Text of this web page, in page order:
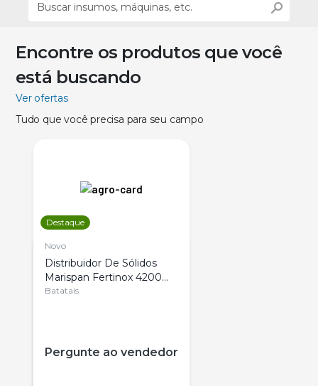
Encontre os produtos que você
está buscando
Ver ofertas
Tudo que você precisa para seu campo
Destaque
Novo
Distribuidor De Sólidos
Marispan Fertinox 4200
Citrus
Batatais
Pergunte ao vendedor